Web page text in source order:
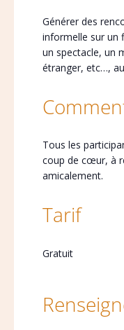
Générer des
informelle sur un
un spectacle, un
étranger, etc…,
Tous les
coup de cœur, à
amicalement.
Tarif
Gratuit